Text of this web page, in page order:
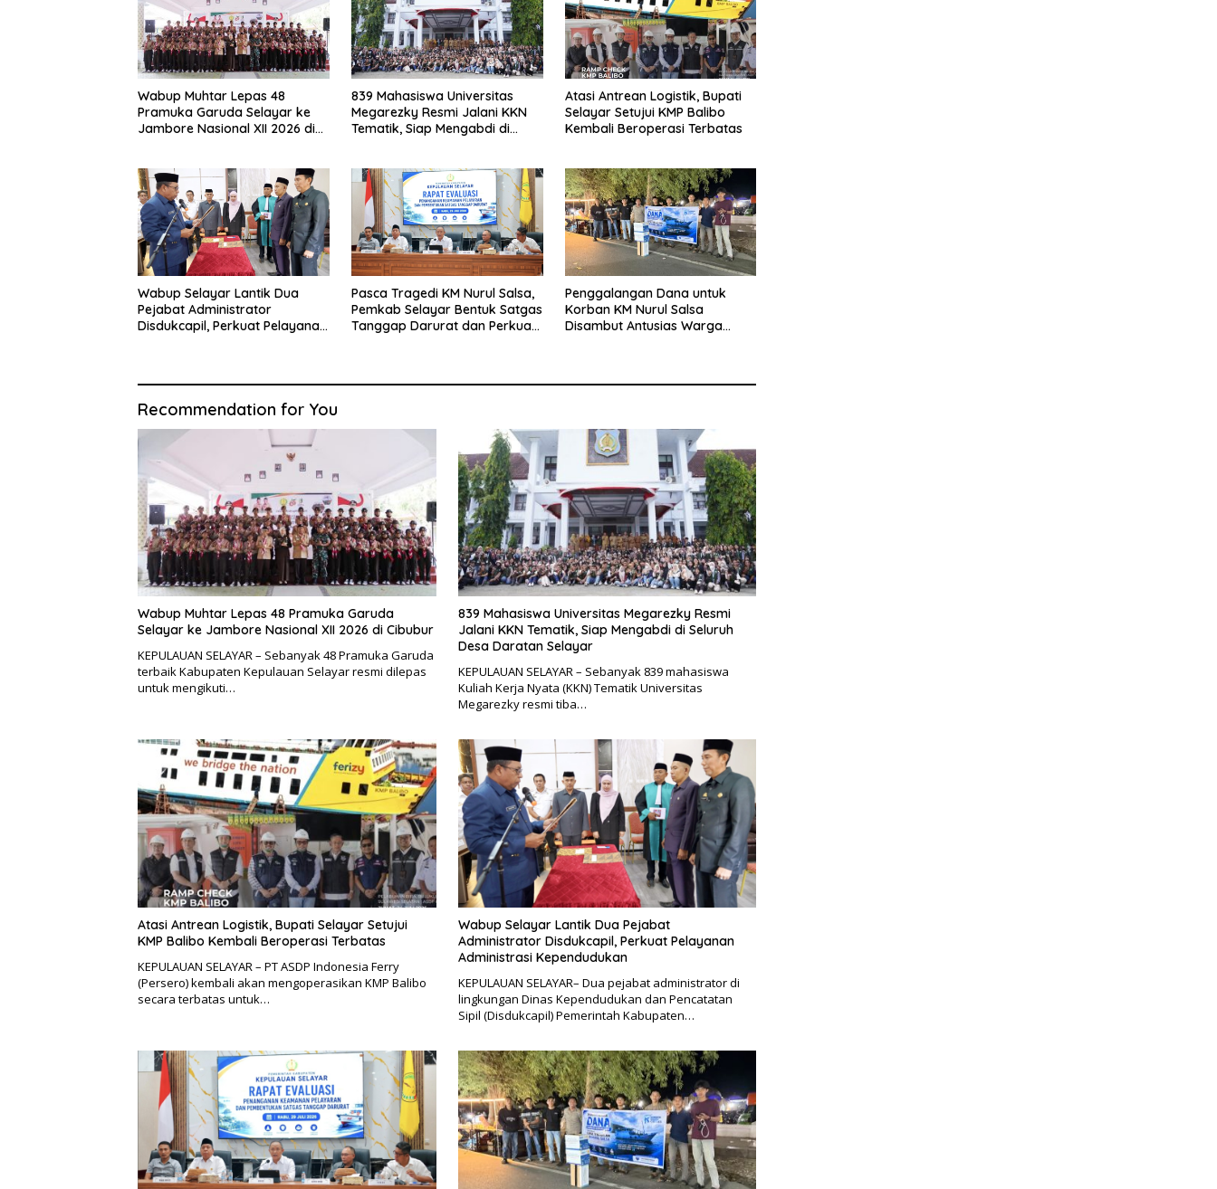
Wabup Muhtar Lepas 48
Pramuka Garuda Selayar ke
Jambore Nasional XII 2026 di
839 Mahasiswa Universitas
Megarezky Resmi Jalani KKN
Tematik, Siap Mengabdi di
Atasi Antrean Logistik, Bupati
Selayar Setujui KMP Balibo
Kembali Beroperasi Terbatas
Wabup Selayar Lantik Dua
Pejabat Administrator
Disdukcapil, Perkuat Pelayanan
Pasca Tragedi KM Nurul Salsa,
Pemkab Selayar Bentuk Satgas
Tanggap Darurat dan Perkuat
Penggalangan Dana untuk
Korban KM Nurul Salsa
Disambut Antusias Warga
Recommendation for You
Wabup Muhtar Lepas 48 Pramuka Garuda
Selayar ke Jambore Nasional XII 2026 di Cibubur
KEPULAUAN SELAYAR – Sebanyak 48 Pramuka Garuda
terbaik Kabupaten Kepulauan Selayar resmi dilepas
untuk mengikuti…
839 Mahasiswa Universitas Megarezky Resmi
Jalani KKN Tematik, Siap Mengabdi di Seluruh
Desa Daratan Selayar
KEPULAUAN SELAYAR – Sebanyak 839 mahasiswa
Kuliah Kerja Nyata (KKN) Tematik Universitas
Megarezky resmi tiba…
Atasi Antrean Logistik, Bupati Selayar Setujui
KMP Balibo Kembali Beroperasi Terbatas
KEPULAUAN SELAYAR – PT ASDP Indonesia Ferry
(Persero) kembali akan mengoperasikan KMP Balibo
secara terbatas untuk…
Wabup Selayar Lantik Dua Pejabat
Administrator Disdukcapil, Perkuat Pelayanan
Administrasi Kependudukan
KEPULAUAN SELAYAR– Dua pejabat administrator di
lingkungan Dinas Kependudukan dan Pencatatan
Sipil (Disdukcapil) Pemerintah Kabupaten…